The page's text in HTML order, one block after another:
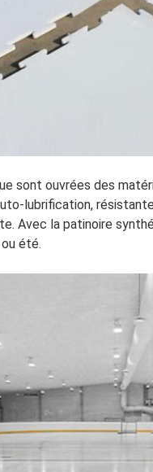
sont ouvrées des
lubrification,
Avec la patinoire
été.